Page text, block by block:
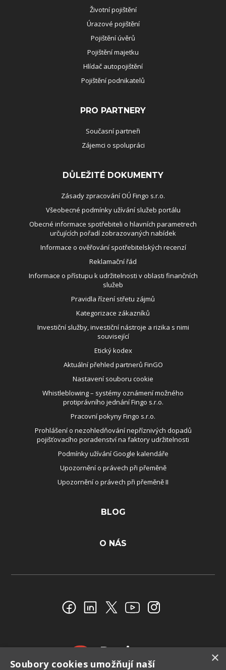
Životní pojištění
Úrazové pojištění
Pojištění úvěrů
Pojištění majetku
Hlídač autopojištění
Pojištění podnikatelů
PRO PARTNERY
Současní partneři
Zájemci o spolupráci
DŮLEŽITÉ DOKUMENTY
Zásady zpracování OÚ Fingo s.r.o.
Všeobecné podmínky užívání služeb portálu
Obecné informace spotřebiteli o hlavních parametrech
určujících pořadí zobrazovaných nabídek
Informace o ověřování spotřebitelských recenzí
Reklamační řád
Informace o přístupu k udržitelnosti v oblasti finančních
služeb
Pravidla řízení střetu zájmů
Kategorizace zákazníků
Investiční služby, investiční nástroje a rizika s nimi
související
Etický kodex
Aktuální přehled partnerů FinGO
Nastavení souboru cookie
Whistleblowing – systémy oznámení možného
protiprávního jednání Fingo s.r.o.
Pracovní pokyny Fingo s.r.o.
Prohlášení o nezohledňování nepříznivých dopadů
pojišťovacího poradenství na faktory udržitelnosti
Podmínky užívání Google kalendáře
Upozornění o právech při přeměně
Upozornění o právech při přeměně II
BLOG
O NÁS
Reviews
4.4 ×
Soubory cookies umožňují naší